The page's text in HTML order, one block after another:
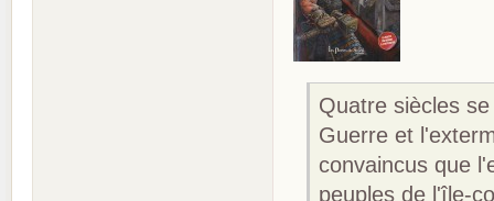
Quatre siècles
Guerre et
convaincus que
peuples de l'île-